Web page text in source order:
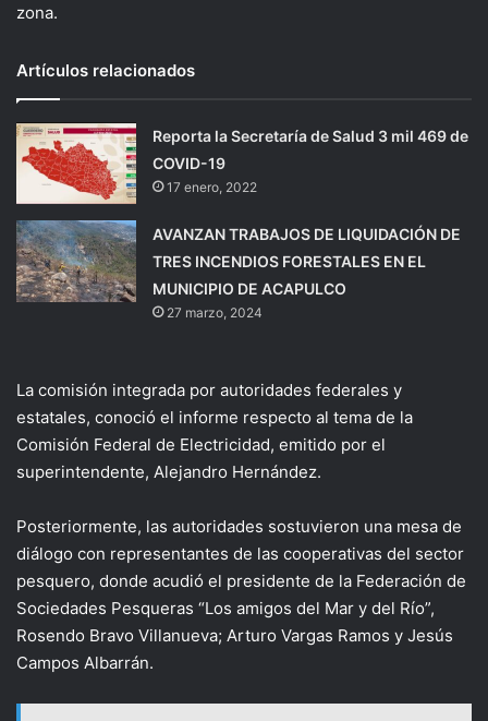
zona.
Artículos relacionados
Reporta la Secretaría de Salud 3 mil 469 de
COVID-19
17 enero, 2022
AVANZAN TRABAJOS DE LIQUIDACIÓN DE
TRES INCENDIOS FORESTALES EN EL
MUNICIPIO DE ACAPULCO
27 marzo, 2024
La comisión integrada por autoridades federales y
estatales, conoció el informe respecto al tema de la
Comisión Federal de Electricidad, emitido por el
superintendente, Alejandro Hernández.
Posteriormente, las autoridades sostuvieron una mesa de
diálogo con representantes de las cooperativas del sector
pesquero, donde acudió el presidente de la Federación de
Sociedades Pesqueras “Los amigos del Mar y del Río”,
Rosendo Bravo Villanueva; Arturo Vargas Ramos y Jesús
Campos Albarrán.